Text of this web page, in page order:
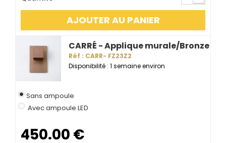
AJOUTER AU PANIER
CARRÉ - Applique murale/Bronze
Réf : CARR- FZ23Z2
Disponibilité : 1 semaine environ
Sans ampoule
Avec ampoule LED
450.00 €